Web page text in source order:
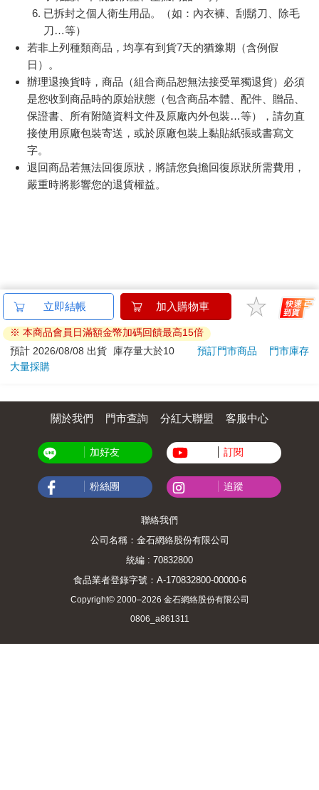
此放棄取得醫學士學位，改研究醫學史。他身材魁梧，那張擠出
雙下巴的胖臉上，戴著黑色圓形膠框眼鏡，乍看之下個性很平
和。下課時他會用清亮明朗的聲音，和滿臉青春痘的大學生沒完
沒了地開無聊的玩笑，然而一開始上課，他的態度就會立即轉
變，明顯能看得出來他怕犯錯，並時刻處於緊張狀態。
「我們稱之為中間語態，這種語態表達的是反身影響主詞的行
為。」
窗外冷清的聯排住宅閃著零星的橘黃燈光，又黑又瘦的樹枝輪廓
隱藏在黑暗之中，那是尚未長出新葉的年輕闊葉樹。她默默凝視
這片蕭瑟的景象與那位壯碩研究生的驚恐臉龐，以及希臘語講師
無血色的手腕。
二十年後再臨的沉默，不如從前那般溫暖、濃密與明亮。如果說
第一次的沉默接近出生前的狀態，那麼此次的沉默更像是死後的
二十年前，她沒料想到是一個非母語的陌生外語打破了她的沉
默；如今，選擇在這所私人補習班學古希臘語，是因為這次她想
用自身意志尋回語言。她一起上課的同學希望能用原文閱讀柏拉
圖、荷馬與希羅多德的著作，以及閱讀用通俗希臘語撰寫的後世
文獻，但她對這些東西幾乎不感興趣。如果這裡開設文字更陌生
的緬甸文或梵文課程的話，她會毫不猶豫地選擇。
物品最終歸自己所有。『愛』這個動詞若使用中間語態表示，就
himself』這個表達方式嗎？希臘語可以不用『himself』，直接使
用中間語態，用一個單字表達。」男人邊說邊在黑板上寫下：
διεφθάρθαι.
她仔細望著寫在黑板上的文字，握著鉛筆在筆記本上抄下那個單
字。她從未接觸過規則如此繁瑣的語言，動詞會隨主詞的各種
格、陰性陽性、單數複數，隨多階段的時態，以及隨三種語態，
潔，甚至不需要寫出主詞，也不必遵守語序。以第三人稱的一名
男性為主體，使用表示曾發生過一次的完成時態，依照中間語態
變化規則，把「他曾試圖殺死自己」的意思壓縮成一個單字。
已拆封之個人衛生用品。（如：內衣褲、刮鬍刀、除毛
刀…等）
若非上列種類商品，均享有到貨7天的猶豫期（含例假
日）。
辦理退換貨時，商品（組合商品恕無法接受單獨退貨）必須
是您收到商品時的原始狀態（包含商品本體、配件、贈品、
保證書、所有附隨資料文件及原廠內外包裝…等），請勿直
接使用原廠包裝寄送，或於原廠包裝上黏貼紙張或書寫文
字。
退回商品若無法回復原狀，將請您負擔回復原狀所需費用，
嚴重時將影響您的退貨權益。
立即結帳 加入購物車
※ 本商品會員日滿額金幣加碼回饋最高15倍
預計 2026/08/08 出貨
庫存量大於10 預訂門市商品
門市庫存
大量採購
關於我們 門市查詢 分紅大聯盟 客服中心
加好友 訂閱
粉絲團 追蹤
聯絡我們
公司名稱：金石網絡股份有限公司
統編 : 70832800
食品業者登錄字號：A-170832800-00000-6
Copyright© 2000–2026 金石網絡股份有限公司
0806_a861311